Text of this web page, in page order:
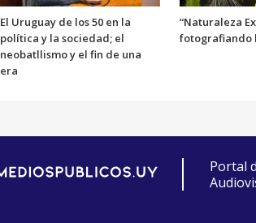
El Uruguay de los 50 en la
política y la sociedad; el
neobatllismo y el fin de una
era
“Naturaleza
fotografiando
Portal